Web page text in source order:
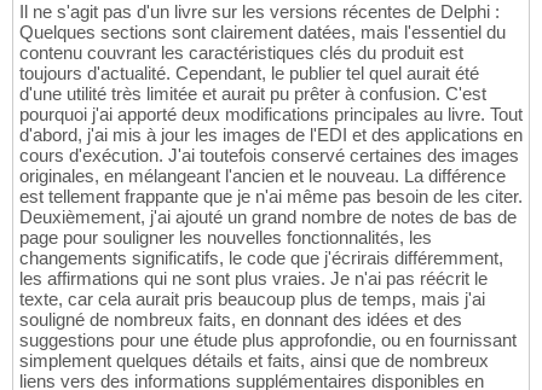
Il ne s'agit pas d'un livre sur les versions récentes de Delphi :
Quelques sections sont clairement datées, mais l'essentiel du
contenu couvrant les caractéristiques clés du produit est
toujours d'actualité. Cependant, le publier tel quel aurait été
d'une utilité très limitée et aurait pu prêter à confusion. C'est
pourquoi j'ai apporté deux modifications principales au livre. Tout
d'abord, j'ai mis à jour les images de l'EDI et des applications en
cours d'exécution. J'ai toutefois conservé certaines des images
originales, en mélangeant l'ancien et le nouveau. La différence
est tellement frappante que je n'ai même pas besoin de les citer.
Deuxièmement, j'ai ajouté un grand nombre de notes de bas de
page pour souligner les nouvelles fonctionnalités, les
changements significatifs, le code que j'écrirais différemment,
les affirmations qui ne sont plus vraies. Je n'ai pas réécrit le
texte, car cela aurait pris beaucoup plus de temps, mais j'ai
souligné de nombreux faits, en donnant des idées et des
suggestions pour une étude plus approfondie, ou en fournissant
simplement quelques détails et faits, ainsi que de nombreux
liens vers des informations supplémentaires disponibles en